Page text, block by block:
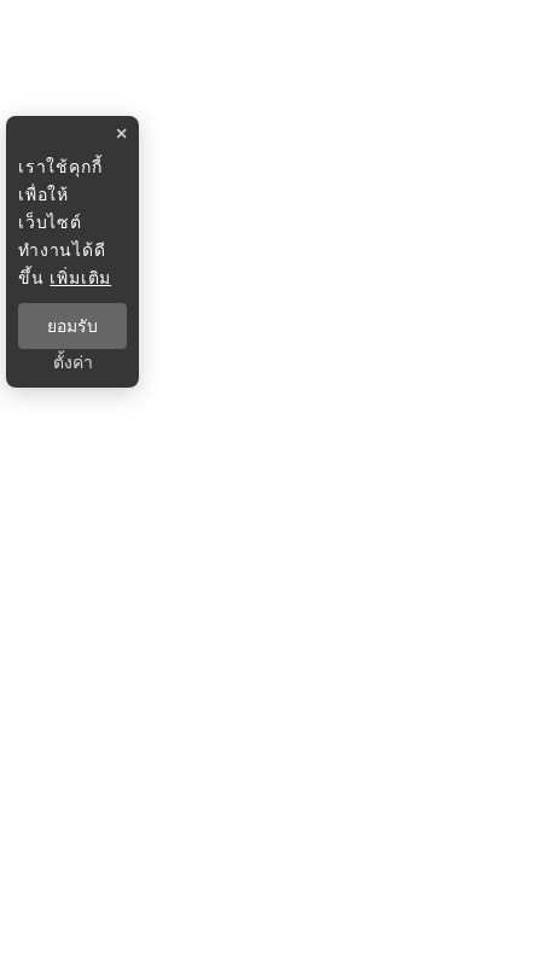
×
เราใช้คุกกี้
เพื่อให้
เว็บไซต์
ทำงานได้ดี
ขึ้น เพิ่มเติม
ยอมรับ
ตั้งค่า